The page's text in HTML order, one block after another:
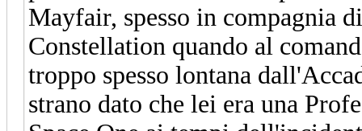
Mayfair, spesso in compagnia
Constellation quando al
troppo spesso lontana
strano dato che lei era una